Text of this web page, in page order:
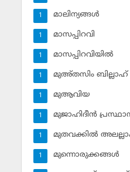
മാലിന്യങ്ങള്‍
1
മാസപ്പിറവി
1
മാസപ്പിറവിയില്‍
1
മുഅ്തസിം ബില്ലാഹ്
1
മുആവിയ
1
മുജാഹിദീന്‍
1
മുതവക്കില്‍
1
മുന്നൊരുക്കങ്ങള്‍
1